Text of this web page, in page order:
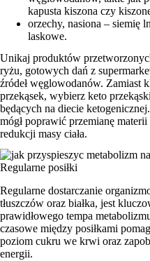
kapusta kiszona czy
orzechy, nasiona – siemię
laskowe.
Unikaj produktów
ryżu, gotowych dań z
źródeł węglowodanów. Zamiast
przekąsek, wybierz keto
będących na diecie
mógł poprawić przemianę
redukcji masy ciała.
Regularne posiłki
Regularne dostarczanie
tłuszczów oraz białka, jest
prawidłowego tempa
czasowe między posiłkami
poziom cukru we krwi oraz
energii.